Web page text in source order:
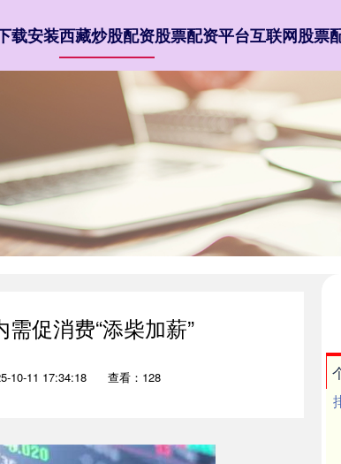
载安装西藏炒股配资股票配资平台互联网股票
促消费“添柴加薪”
10-11 17:34:18 查看：128